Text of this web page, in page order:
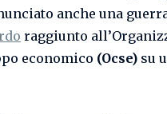
anche una
raggiunto
economico (Ocse) su